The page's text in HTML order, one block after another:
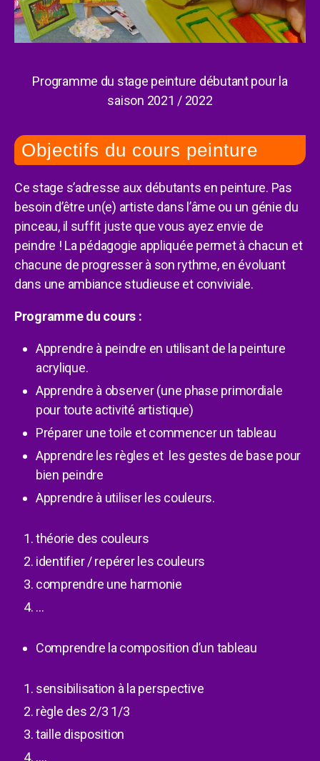
Programme du stage peinture débutant pour la
saison 2021 / 2022
Objectifs du cours peinture
Ce stage s’adresse aux débutants en peinture. Pas
besoin d’être un(e) artiste dans l’âme ou un génie du
pinceau, il suffit juste que vous ayez envie de
peindre ! La pédagogie appliquée permet à chacun et
chacune de progresser à son rythme, en évoluant
dans une ambiance studieuse et conviviale.
Programme du cours :
Apprendre à peindre en utilisant de la peinture
acrylique.
Apprendre à observer (une phase primordiale
pour toute activité artistique)
Préparer une toile et commencer un tableau
Apprendre les règles et les gestes de base pour
bien peindre
Apprendre à utiliser les couleurs.
théorie des couleurs
identifier / repérer les couleurs
comprendre une harmonie
…
Comprendre la composition d’un tableau
sensibilisation à la perspective
règle des 2/3 1/3
taille disposition
….